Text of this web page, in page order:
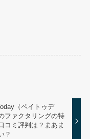
（ペイトゥデ
ファクタリングの特
コミ評判は？まあま
？